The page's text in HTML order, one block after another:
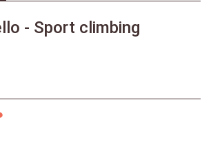
- Sport climbing